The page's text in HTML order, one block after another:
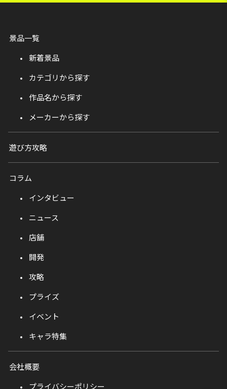
景品一覧
新着景品
カテゴリから探す
作品名から探す
メーカーから探す
遊び方攻略
コラム
インタビュー
ニュース
店舗
開発
攻略
プライズ
イベント
キャラ特集
会社概要
プライバシーポリシー